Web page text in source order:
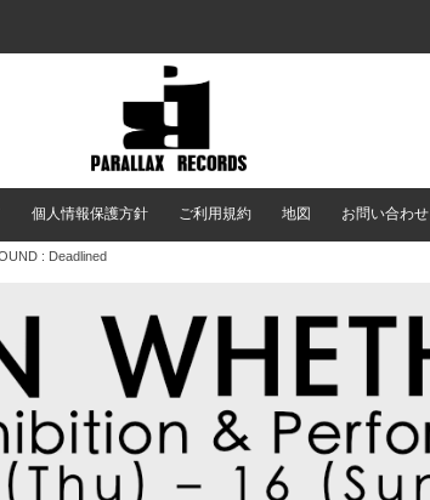
個人情報保護方針 ご利用規約 地図 お問い合わせ
: Deadlined